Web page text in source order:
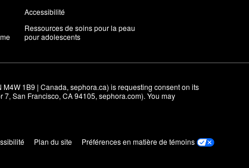
Accessibilité
Ressources de soins pour la peau
pour adolescents
1B9 | Canada, sephora.ca) is requesting consent on its
San Francisco, CA 94105, sephora.com). You may
Plan du site
Préférences en matière de témoins